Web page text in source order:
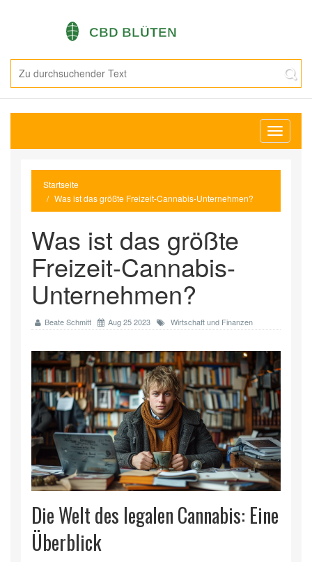
Startseite
Was ist das größte Freizeit-Cannabis-Unternehmen?
Was ist das größte
Freizeit-Cannabis-
Unternehmen?
Beate Schmitt Aug 25 2023 Wirtschaft und Finanzen
Die Welt des legalen Cannabis: Eine
Überblick